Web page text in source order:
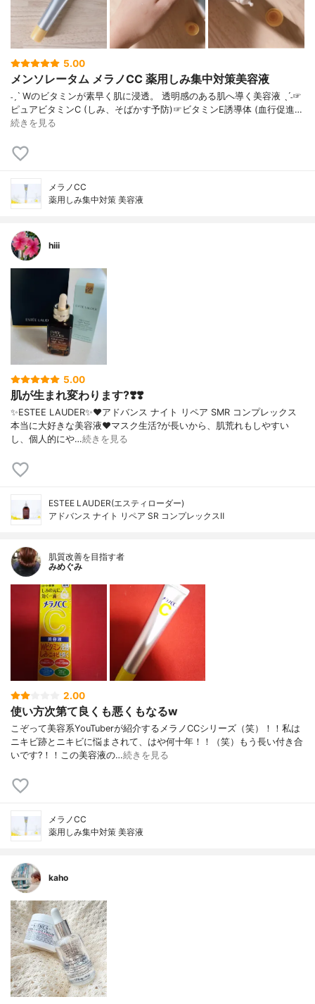
5.00
メンソレータム メラノCC 薬用しみ集中対策美容液
˗ˏˋ Wのビタミンが素早く肌に浸透。 透明感のある肌へ導く美容液 ˎˊ˗☞
ピュアビタミンC (しみ、そばかす予防)☞ビタミンE誘導体 (血行促進…
続きを見る
メラノCC
薬用しみ集中対策 美容液
hiii
5.00
肌が生まれ変わります?❣️❣️
✨ESTEE LAUDER✨❤︎アドバンス ナイト リペア SMR コンプレックス
本当に大好きな美容液❤️マスク生活?が長いから、肌荒れもしやすい
し、個人的にや…続きを見る
ESTEE LAUDER(エスティローダー)
アドバンス ナイト リペア SR コンプレックスⅡ
肌質改善を目指す者
みめぐみ
2.00
使い方次第て良くも悪くもなるw
こぞって美容系YouTuberが紹介するメラノCCシリーズ（笑）！！私は
ニキビ跡とニキビに悩まされて、はや何十年！！（笑）もう長い付き合
いです?！！この美容液の…続きを見る
メラノCC
薬用しみ集中対策 美容液
kaho